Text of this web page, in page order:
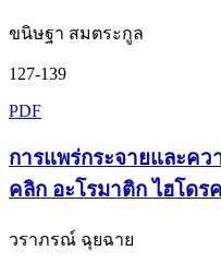
ขนิษฐา สมตระกูล
127-139
PDF
การแพร่กระจายและค
คลิก อะโรมาติก ไฮโดร
วราภรณ์ ฉุยฉาย